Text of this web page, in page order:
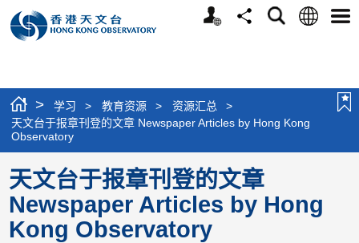
个
分
搜
语
选
> 学习 > 教育资源 > 资源汇总
>
天文台于报章刊登的文章 Newspaper Articles by Hong Kong
Observatory
天文台于报章刊登的文章
Newspaper Articles by Hong
Kong Observatory